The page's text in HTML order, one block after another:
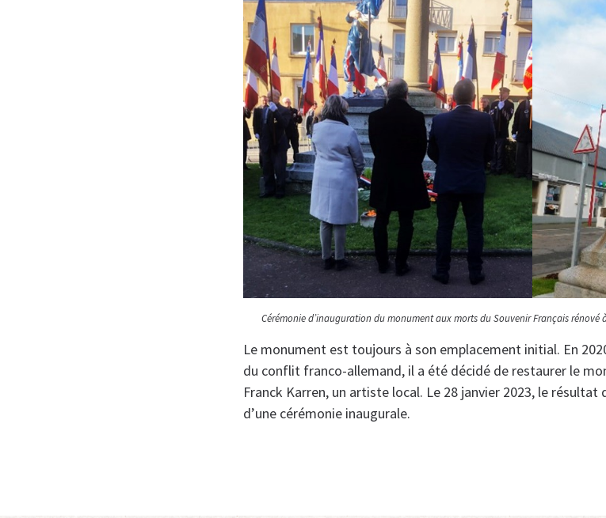
Cérémonie d’inauguration du monument aux morts du Souvenir Français rénové
Le monument est toujours à son emplacement initial. En
du conflit franco-allemand, il a été décidé de restaurer le
Franck Karren, un artiste local. Le 28 janvier 2023, le
d’une cérémonie inaugurale.